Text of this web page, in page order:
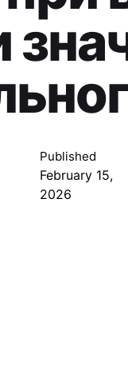
Published
February 15,
2026